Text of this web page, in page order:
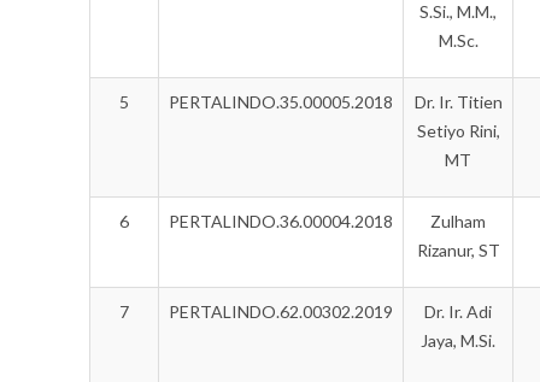
S.Si., M.M.,
M.Sc.
5 PERTALINDO.35.00005.2018
Dr. Ir. Titien
Setiyo Rini,
MT
6 PERTALINDO.36.00004.2018
Zulham
Rizanur, ST
7 PERTALINDO.62.00302.2019
Dr. Ir. Adi
Jaya, M.Si.